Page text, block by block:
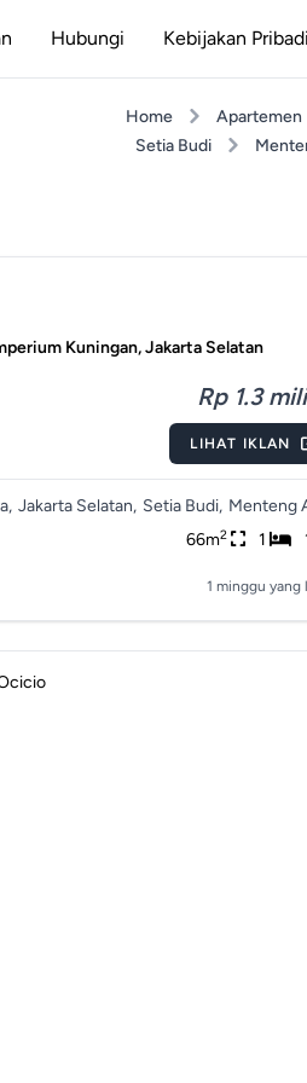
Hubungi Kebijakan Pribadi
Home Apartemen
Setia Budi
Kuningan, Jakarta Selatan
Rp 1.3
LIHAT IKLAN
Jakarta Selatan, Setia Budi, Menteng
66m2 1
1 minggu yang